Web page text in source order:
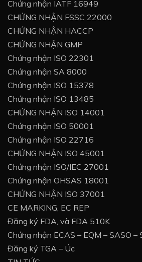
Chứng nhận IATF 16949
CHỨNG NHẬN FSSC 22000
CHỨNG NHẬN HACCP
CHỨNG NHẬN GMP
Chứng nhận ISO 22301
Chứng nhận SA 8000
Chứng nhận ISO 15378
Chứng nhận ISO 13485
CHỨNG NHẬN ISO 14001
Chứng nhận ISO 50001
Chứng nhận ISO 22716
CHỨNG NHẬN ISO 45001
Chứng nhận ISO/IEC 27001
Chứng nhận OHSAS 18001
CHỨNG NHẬN ISO 37001
CE MARKING, EC REP
Đăng ký FDA, và FDA 510K
Chứng nhận ECAS – EQM – SASO –
Đăng ký TGA – Úc